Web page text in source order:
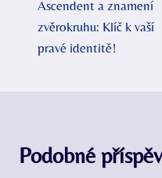
pro
příspěvek
Ascendent a znamení
zvěrokruhu: Klíč k vaší
pravé identitě!
Podobné